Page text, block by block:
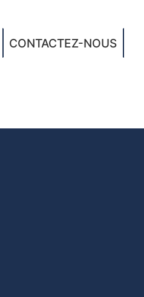
CONTACTEZ-NOUS